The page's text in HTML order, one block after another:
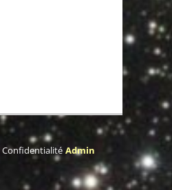
Confidentialité Admin